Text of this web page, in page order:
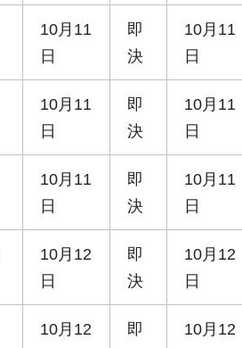
10月11
日
即
決
10月11
日
10月11
日
即
決
10月11
日
10月11
日
即
決
10月11
日
10月12
日
即
決
10月12
日
10月12
即
10月12